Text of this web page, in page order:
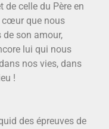
de celle du Père en
cœur que nous
son amour,
lui qui nous
nos vies, dans
!
des épreuves de